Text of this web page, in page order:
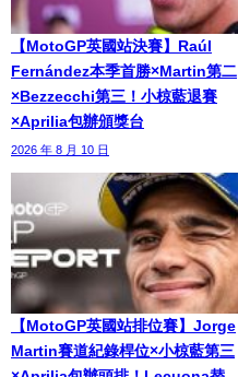
【MotoGP英國站決賽】Raúl
Fernández本季首勝×Martin第二
×Bezzecchi第三！小椋藍退賽
×Aprilia包辦頒獎台
2026 年 8 月 10 日
【MotoGP英國站排位賽】Jorge
Martin賽道紀錄桿位×小椋藍第三